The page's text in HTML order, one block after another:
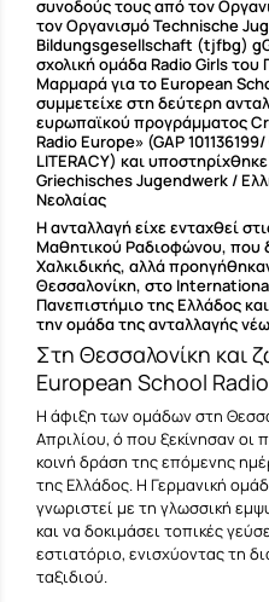
συνοδούς τους από τον
τον ΟργανισμόTechnische
Bildungsgesellschaft (tjfbg)
σχολική ομάδα Radio Girls του
Μαρμαρά για το European
συμμετείχε στη δεύτερη
ευρωπαϊκού προγράμματος
Radio Europe» (GAP
LITERACY) και
Griechisches Jugendwerk /
Νεολαίας
Η ανταλλαγή είχε ενταχθεί
Μαθητικού Ραδιοφώνου, που
Χαλκιδικής, αλλά
Θεσσαλονίκη, στο
Πανεπιστήμιο της Ελλάδος
την ομάδα της ανταλλαγής
Στη Θεσσαλονίκη και
European School Radio
Η άφιξη των ομάδων στη
Απριλίου, ό που ξεκίνησαν οι
κοινή δράση της επόμενης
της Ελλάδος. Η Γερμανική
γνωριστεί με τη γλωσσική
και να δοκιμάσει τοπικές
εστιατόριο, ενισχύοντας τη
ταξιδιού.